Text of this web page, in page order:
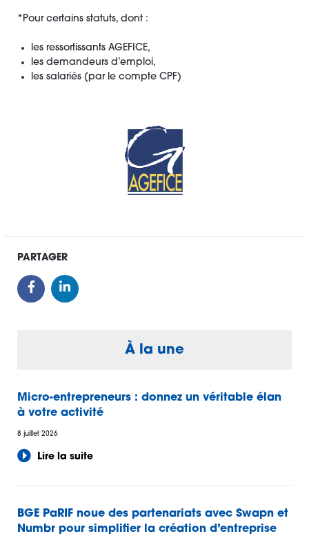
*Pour certains statuts, dont :
les ressortissants AGEFICE,
les demandeurs d’emploi,
les salariés (par le compte CPF)
PARTAGER
À la une
Micro-entrepreneurs : donnez un véritable élan
à votre activité
8 juillet 2026
Lire la suite
BGE PaRIF noue des partenariats avec Swapn et
Numbr pour simplifier la création d’entreprise